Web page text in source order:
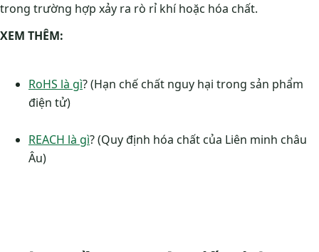
trong trường hợp xảy ra rò rỉ khí hoặc hóa chất.
XEM THÊM:
RoHS là gì? (Hạn chế chất nguy hại trong sản phẩm
điện tử)
REACH là gì? (Quy định hóa chất của Liên minh châu
Âu)